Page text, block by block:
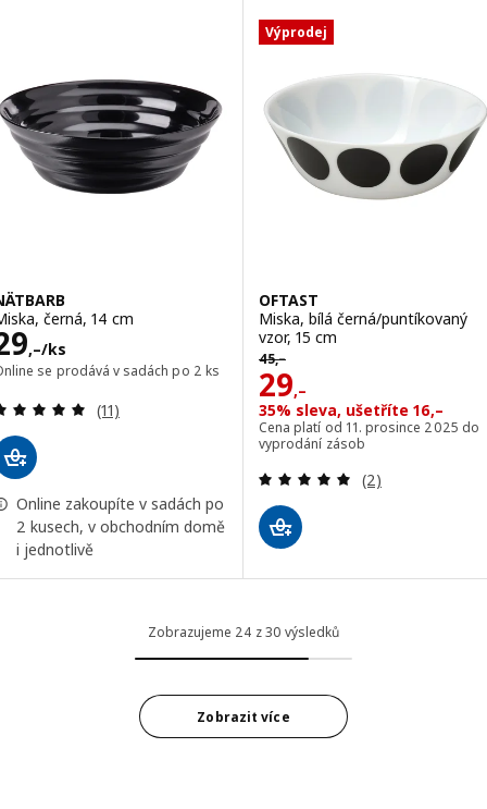
černá, 14 cm
,–/ks29,–/ks
se prodává v sadách po 2 ks
Recenze: 4.9 z 5 hvězdy. Celkem recenzí:
(11)
Online zakoupíte v sadách po
2 kusech, v obchodním domě
i jednotlivě
Výprodej
OFTAST
Miska, bílá černá/puntíkovaný
vzor, 15 cm
45,–
Původní cena 45,–
29,–
Cena 29,–
35% sleva, ušetříte 16,–
Cena platí od 11. prosince 2025 do
vyprodání zásob
Recenze: 5 z 5
(2)
Zobrazujeme 24 z 30 výsledků
Zobrazit více